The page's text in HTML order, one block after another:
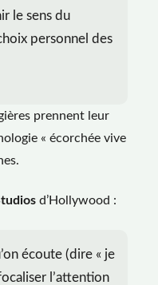
le sens du
personnel des
prennent leur
« écorchée vive
d’Hollywood :
écoute (dire « je
l’attention